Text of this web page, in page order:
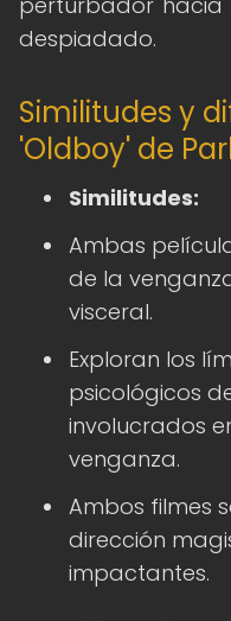
despiadado.
Similitudes y
'Oldboy' de
Similitudes:
Ambas
de la
visceral.
Exploran los
psicológicos
involucrados
venganza.
Ambos filmes
dirección
impactantes.